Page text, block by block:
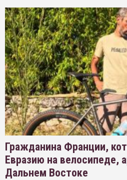
Гражданина Франции,
Евразию на велосипеде,
Дальнем Востоке